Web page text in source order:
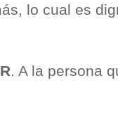
lo cual es
. A la persona